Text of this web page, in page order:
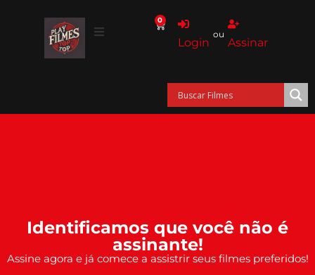
0
Login
ou
Assinar
Identificamos que você não é
assinante!
Assine agora e já comece a assistrir seus filmes preferidos!